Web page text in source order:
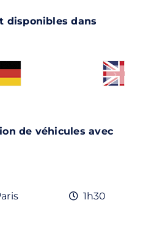
disponibles dans
de véhicules avec
1h30